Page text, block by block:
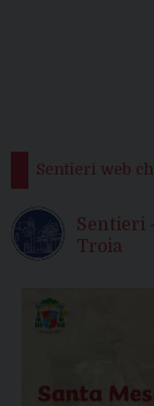
Sentieri web
Sentieri
Troia